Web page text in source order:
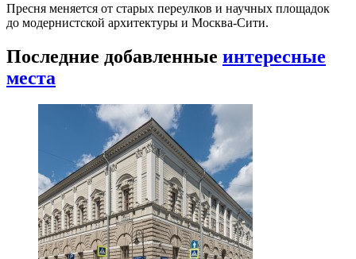
Пресня меняется от старых переулков и научных площадок
до модернистской архитектуры и Москва-Сити.
Последние добавленные интересные
места